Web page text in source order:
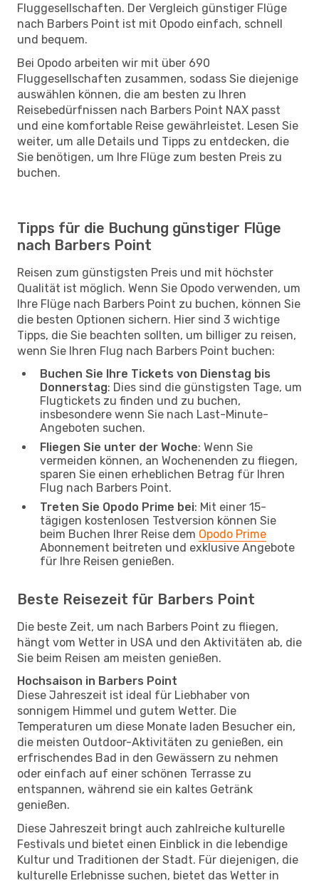
Fluggesellschaften. Der Vergleich günstiger Flüge
nach Barbers Point ist mit Opodo einfach, schnell
und bequem.
Bei Opodo arbeiten wir mit über 690
Fluggesellschaften zusammen, sodass Sie diejenige
auswählen können, die am besten zu Ihren
Reisebedürfnissen nach Barbers Point NAX passt
und eine komfortable Reise gewährleistet. Lesen Sie
weiter, um alle Details und Tipps zu entdecken, die
Sie benötigen, um Ihre Flüge zum besten Preis zu
buchen.
Tipps für die Buchung günstiger Flüge
nach Barbers Point
Reisen zum günstigsten Preis und mit höchster
Qualität ist möglich. Wenn Sie Opodo verwenden, um
Ihre Flüge nach Barbers Point zu buchen, können Sie
die besten Optionen sichern. Hier sind 3 wichtige
Tipps, die Sie beachten sollten, um billiger zu reisen,
wenn Sie Ihren Flug nach Barbers Point buchen:
Buchen Sie Ihre Tickets von Dienstag bis
Donnerstag: Dies sind die günstigsten Tage, um
Flugtickets zu finden und zu buchen,
insbesondere wenn Sie nach Last-Minute-
Angeboten suchen.
Fliegen Sie unter der Woche: Wenn Sie
vermeiden können, an Wochenenden zu fliegen,
sparen Sie einen erheblichen Betrag für Ihren
Flug nach Barbers Point.
Treten Sie Opodo Prime bei: Mit einer 15-
tägigen kostenlosen Testversion können Sie
beim Buchen Ihrer Reise dem Opodo Prime
Abonnement beitreten und exklusive Angebote
für Ihre Reisen genießen.
Beste Reisezeit für Barbers Point
Die beste Zeit, um nach Barbers Point zu fliegen,
hängt vom Wetter in USA und den Aktivitäten ab, die
Sie beim Reisen am meisten genießen.
Hochsaison in Barbers Point
Diese Jahreszeit ist ideal für Liebhaber von
sonnigem Himmel und gutem Wetter. Die
Temperaturen um diese Monate laden Besucher ein,
die meisten Outdoor-Aktivitäten zu genießen, ein
erfrischendes Bad in den Gewässern zu nehmen
oder einfach auf einer schönen Terrasse zu
entspannen, während sie ein kaltes Getränk
genießen.
Diese Jahreszeit bringt auch zahlreiche kulturelle
Festivals und bietet einen Einblick in die lebendige
Kultur und Traditionen der Stadt. Für diejenigen, die
kulturelle Erlebnisse suchen, bietet das Wetter in